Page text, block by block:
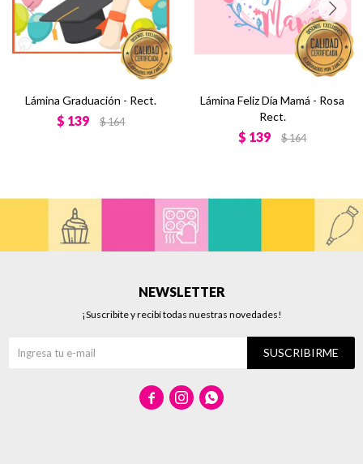
Lámina Graduación - Rect.
$ 139 $164
Lámina Feliz Día Mamá - Rosa
Rect.
$ 139 $164
NEWSLETTER
¡Suscribite y recibí todas nuestras novedades!
SUSCRIBIRME
  